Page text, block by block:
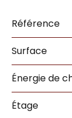
Référence
Surface
Énergie de
Étage